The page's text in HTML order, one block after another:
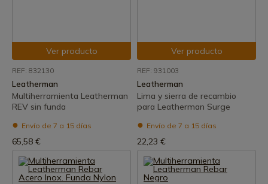
Ver producto
REF: 832130
Leatherman
Multiherramienta Leatherman
REV sin funda
Envío de 7 a 15 días
65,58 €
Ver producto
REF: 931003
Leatherman
Lima y sierra de recambio
para Leatherman Surge
Envío de 7 a 15 días
22,23 €